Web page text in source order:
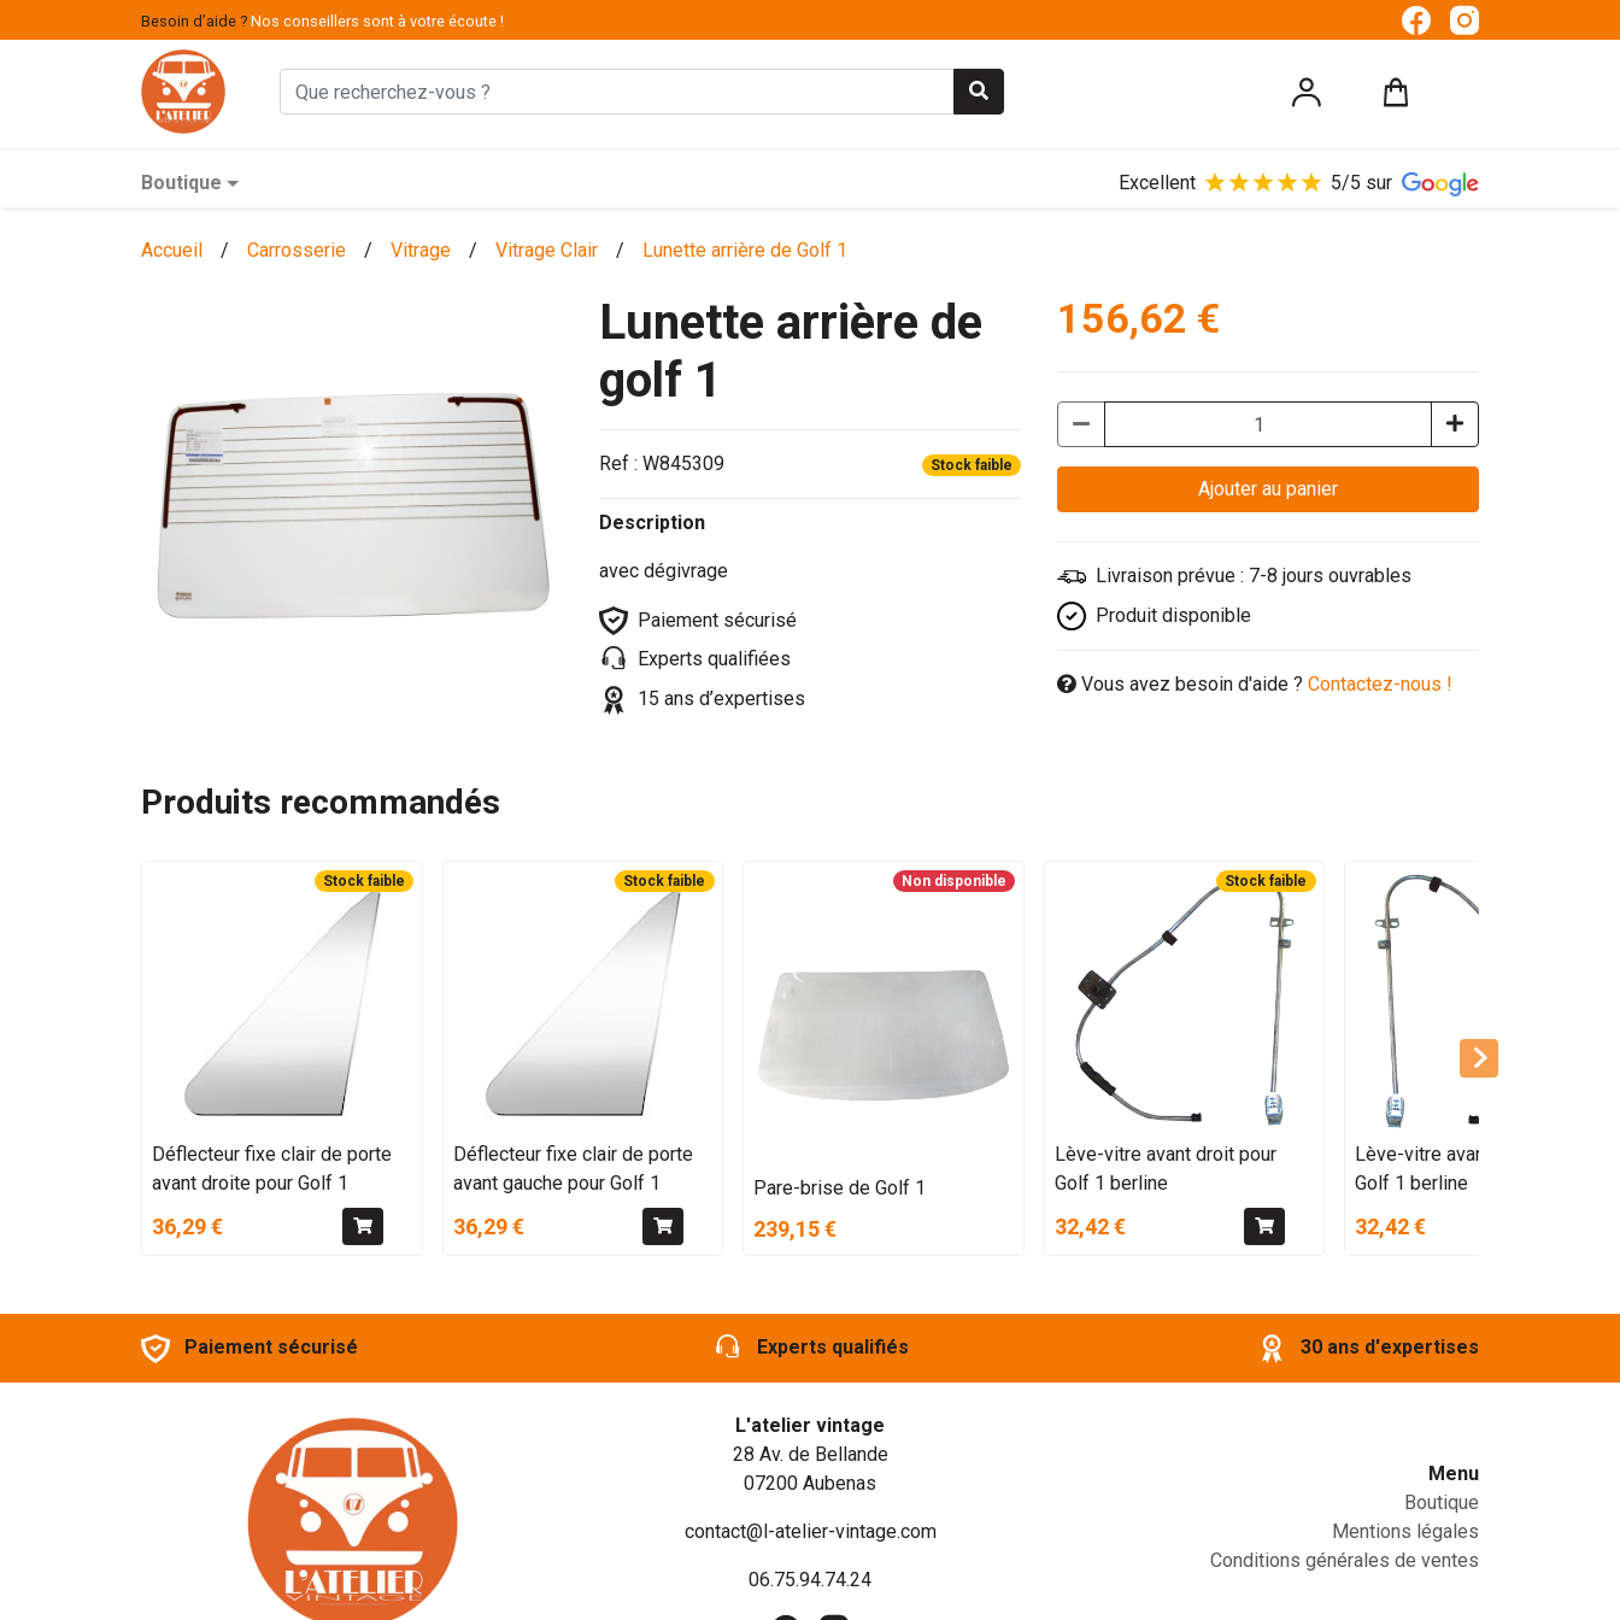
Besoin d’aide ? Nos conseillers sont à votre écoute !
Boutique Excellent 5/5 sur
Accueil / Carrosserie / Vitrage / Vitrage Clair / Lunette arrière de Golf 1
Lunette arrière de
golf 1
Ref : W845309 Stock faible
Description
avec dégivrage
Paiement sécurisé
Experts qualifiées
15 ans d’expertises
156,62 €
Ajouter au panier
Livraison prévue : 7-8 jours ouvrables
Produit disponible
Vous avez besoin d'aide ? Contactez-nous !
Produits recommandés
Stock faible
Déflecteur fixe clair de porte
avant droite pour Golf 1
36,29 €
Stock faible
Déflecteur fixe clair de porte
avant gauche pour Golf 1
36,29 €
Non disponible
Pare-brise de Golf 1
239,15 €
Stock faible
Lève-vitre avant droit pour
Golf 1 berline
32,42 €
Lève-vitre avant gauche pour
Golf 1 berline
32,42 €
Paiement sécurisé Experts qualifiés 30 ans d'expertises
L'atelier vintage
28 Av. de Bellande
07200 Aubenas
contact@l-atelier-vintage.com
06.75.94.74.24
Menu
Boutique
Mentions légales
Conditions générales de ventes